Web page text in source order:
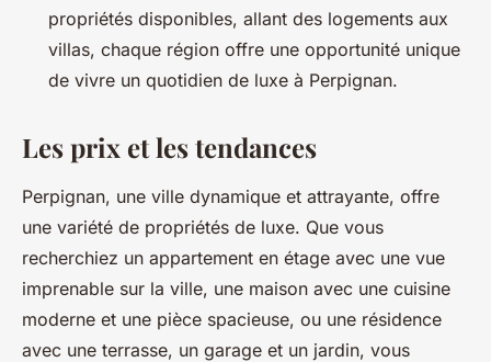
propriétés disponibles, allant des logements aux
villas, chaque région offre une opportunité unique
de vivre un quotidien de luxe à Perpignan.
Les prix et les tendances
Perpignan, une ville dynamique et attrayante, offre
une variété de propriétés de luxe. Que vous
recherchiez un appartement en étage avec une vue
imprenable sur la ville, une maison avec une cuisine
moderne et une pièce spacieuse, ou une résidence
avec une terrasse, un garage et un jardin, vous